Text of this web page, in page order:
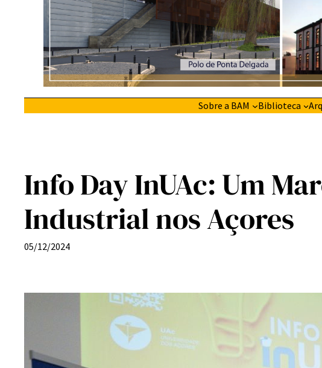
Sobre a BAM Biblioteca
Info Day InUAc: Um
Industrial nos Açores
05/12/2024